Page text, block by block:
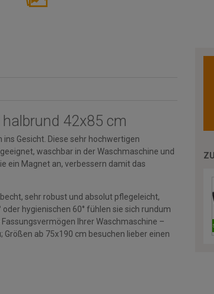
42x85 cm
Gesicht. Diese sehr hochwertigen
waschbar in der Waschmaschine und
ein Magnet an, verbessern damit das
sehr robust und absolut pflegeleicht,
hygienischen 60° fühlen sie sich rundum
Ihrer Waschmaschine –
ab 75x190 cm besuchen lieber einen